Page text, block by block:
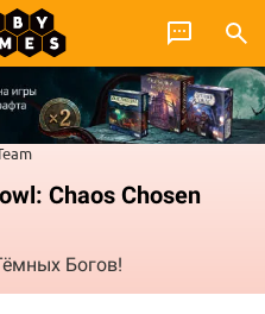
Chaos Chosen
Богов!